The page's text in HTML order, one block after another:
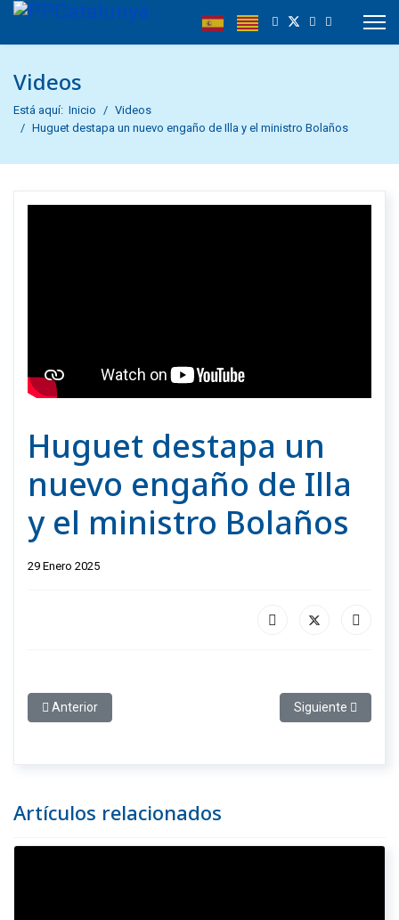
Videos
Está aquí: Inicio
Videos
Huguet destapa un nuevo engaño de Illa y el ministro Bolaños
Huguet destapa un
nuevo engaño de Illa
y el ministro Bolaños
29 Enero 2025
Artículo anterior: Jaume Veray: “El campo no quiere gestos,
Anterior Artículo siguiente:
Siguiente
Artículos relacionados